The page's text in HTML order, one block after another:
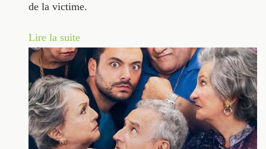
de la victime.
Lire la suite